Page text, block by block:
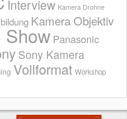
Interview Kamera Drohne
Kamera Objektiv
Show Panasonic
Sony Kamera
Vollformat Workshop